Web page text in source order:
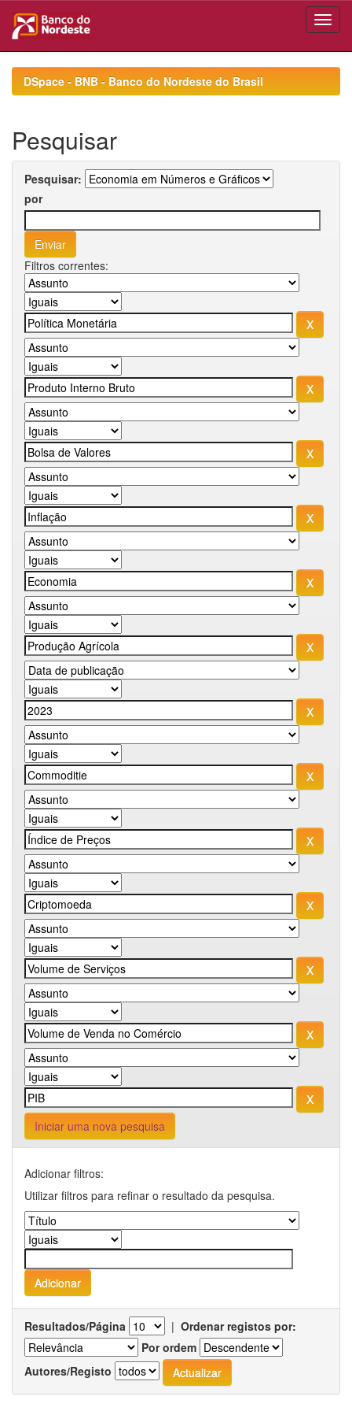
navigationDSpace - BNB - Banco do Nordeste do Brasil
Pesquisar
Pesquisar:
por
Filtros correntes:
Iniciar uma nova pesquisa
Adicionar filtros:
Utilizar filtros para refinar o resultado da pesquisa.
Resultados/Página | Ordenar registos por:
Por ordem
Autores/Registo